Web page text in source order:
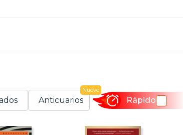
destacadas se encuentran
Abort, Retry, Ignore, Fail? (1993), The
Rising: The Next Great
Anticuarios
Nuevo
Rápido